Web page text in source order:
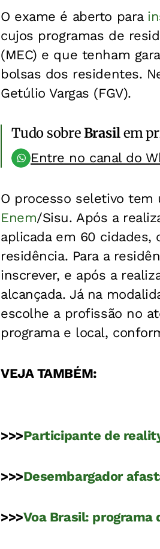
O exame é aberto para
cujos programas de
(MEC) e que tenham
bolsas dos residentes.
Getúlio Vargas (FGV).
Tudo sobreBrasilem
Entre no canal do
O processo seletivo tem
Enem/Sisu. Após a
aplicada em 60
residência. Para a
inscrever, e após a
alcançada. Já na
escolhe a profissão no
programa e local,
VEJA TAMBÉM:
>>>Participante de
>>>Desembargador
>>>Voa Brasil: programa